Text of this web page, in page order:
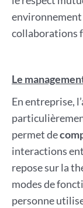
collaborations
Le
En entreprise,
permet de
interactions
repose sur la
modes de
personne